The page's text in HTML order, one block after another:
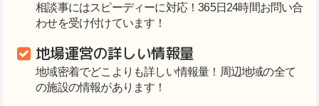
相談事にはスピーディーに対応！365日24時間お問い合
わせを受け付けています！
地場運営の詳しい情報量
地域密着でどこよりも詳しい情報量！周辺地域の全て
の施設の情報があります！